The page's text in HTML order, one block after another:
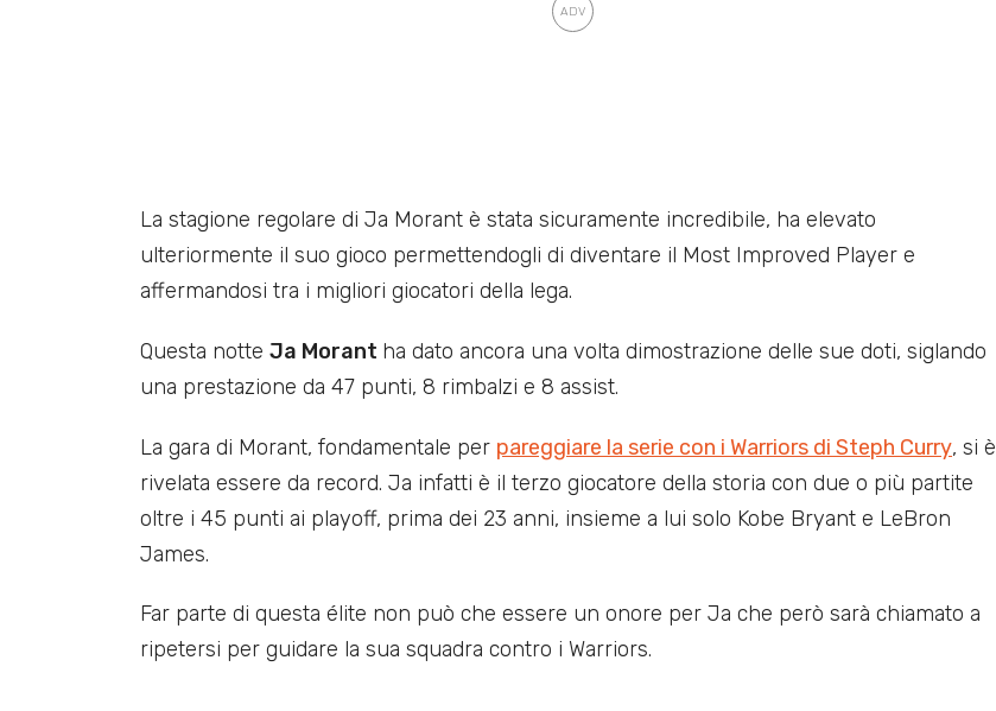
La stagione regolare di Ja Morant è stata sicuramente incredibile, ha elevato
ulteriormente il suo gioco permettendogli di diventare il Most Improved Player e
affermandosi tra i migliori giocatori della lega.
Questa notte Ja Morant ha dato ancora una volta dimostrazione delle sue doti, siglando
una prestazione da 47 punti, 8 rimbalzi e 8 assist.
La gara di Morant, fondamentale per pareggiare la serie con i Warriors di Steph Curry, si è
rivelata essere da record. Ja infatti è il terzo giocatore della storia con due o più partite
oltre i 45 punti ai playoff, prima dei 23 anni, insieme a lui solo Kobe Bryant e LeBron
James.
Far parte di questa élite non può che essere un onore per Ja che però sarà chiamato a
ripetersi per guidare la sua squadra contro i Warriors.